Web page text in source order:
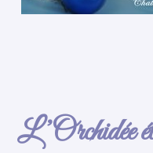
L’Orchidée